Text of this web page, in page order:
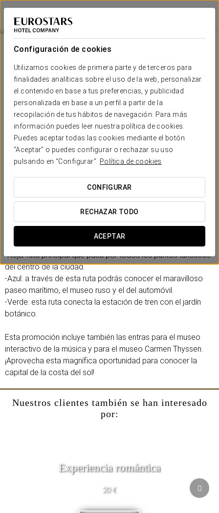
Configuración de cookies
Utilizamos cookies de primera parte y de terceros para
finalidades analíticas sobre el uso de la web, personalizar
el contenido en base a tus preferencias, y publicidad
personalizada en base a un perfil a partir de la
recopilación de tus hábitos de navegación. Para más
información puedes leer nuestra política de cookies.
Puedes aceptar todas las cookies mediante el botón
“Aceptar” o puedes configurar o rechazar su uso
pulsando en “Configurar”.
Política de cookies
CONFIGURAR
RECHAZAR TODO
ACEPTAR
Eurostars Málaga
MÁLAGA
Bus Turístico
Adultos: 27 €
Niños: 15 €
Bus turístico
Conoce Málaga desde otra perspectiva.
Recorrerás los principales lugares de interés y podrás
conocer toda la información sobre ellos de una forma muy
cómoda, a través de tres rutas en bus turístico.
-Roja: ruta principal que pasa por todos los puntos turísticos
del centro de la ciudad.
-Azul: a través de esta ruta podrás conocer el maravilloso
paseo marítimo, el museo ruso y el del automóvil.
-Verde: esta ruta conecta la estación de tren con el jardín
botánico.
Esta promoción incluye también las entras para el museo
interactivo de la música y para el museo Carmen Thyssen.
¡Aprovecha esta magnífica oportunidad para conocer la
capital de la costa del sol!
Nuestros clientes también se han interesado
por:
Experiencia romántica
20 €